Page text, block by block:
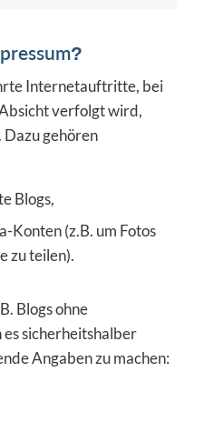
Internetauftritte, bei
verfolgt wird,
Dazu gehören
Blogs,
Konten (z.B. um Fotos
zu teilen).
Blogs ohne
sicherheitshalber
Angaben zu machen: